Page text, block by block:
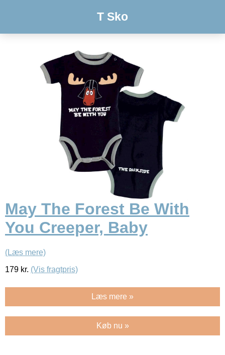
T Sko
May The Forest Be With
You Creeper, Baby
(Læs mere)
179 kr. (Vis fragtpris)
Læs mere »
Køb nu »